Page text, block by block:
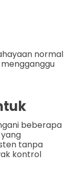
normal
beberapa
tanpa
kontrol